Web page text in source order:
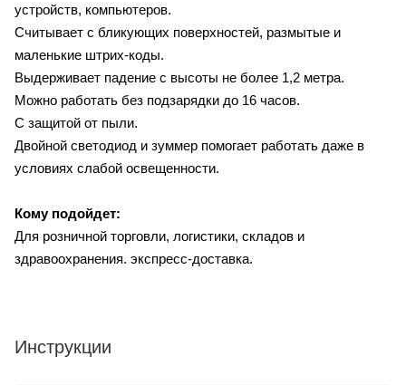
устройств, компьютеров.
Считывает с бликующих поверхностей, размытые и
маленькие штрих-коды.
Выдерживает падение с высоты не более 1,2 метра.
Можно работать без подзарядки до 16 часов.
С защитой от пыли.
Двойной светодиод и зуммер помогает работать даже в
условиях слабой освещенности.
Кому подойдет:
Для розничной торговли, логистики, складов и
здравоохранения. экспресс-доставка.
Инструкции